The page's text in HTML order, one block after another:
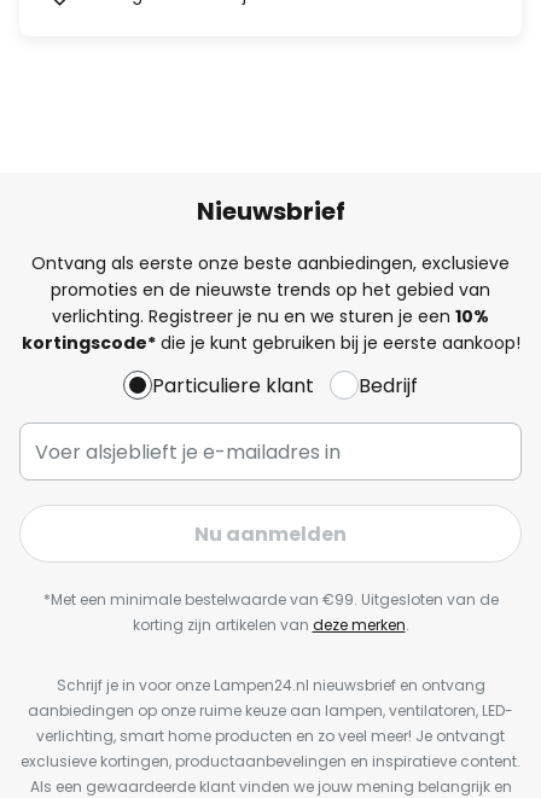
Nieuwsbrief
Ontvang als eerste onze beste aanbiedingen, exclusieve
promoties en de nieuwste trends op het gebied van
verlichting. Registreer je nu en we sturen je een 10%
kortingscode*die je kunt gebruiken bij je eerste aankoop!
Particuliere klant Bedrijf
Nu aanmelden
*Met een minimale bestelwaarde van €99. Uitgesloten van de
korting zijn artikelen van deze merken.
Schrijf je in voor onze Lampen24.nl nieuwsbrief en ontvang
aanbiedingen op onze ruime keuze aan lampen, ventilatoren, LED-
verlichting, smart home producten en zo veel meer! Je ontvangt
exclusieve kortingen, productaanbevelingen en inspiratieve content.
Als een gewaardeerde klant vinden we jouw mening belangrijk en